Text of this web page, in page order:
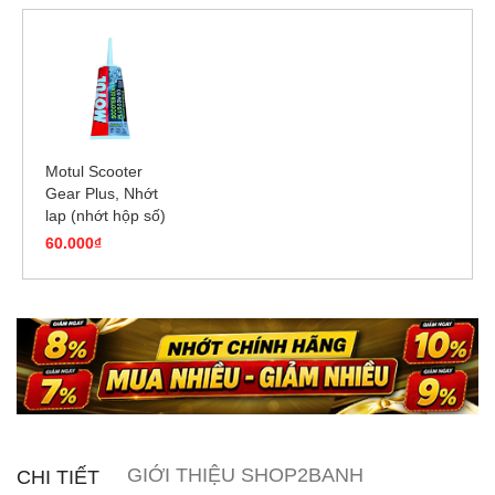
Motul Scooter
Gear Plus, Nhớt
lap (nhớt hộp số)
120ml
60.000₫
CHI TIẾT GIỚI THIỆU SHOP2BANH